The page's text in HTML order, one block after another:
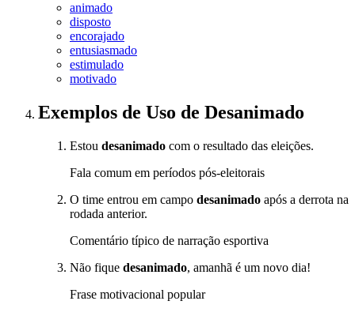
animado
disposto
encorajado
entusiasmado
estimulado
motivado
Exemplos de Uso de Desanimado
Estou desanimado com o resultado das eleições.
Fala comum em períodos pós-eleitorais
O time entrou em campo desanimado após a derrota na
rodada anterior.
Comentário típico de narração esportiva
Não fique desanimado, amanhã é um novo dia!
Frase motivacional popular